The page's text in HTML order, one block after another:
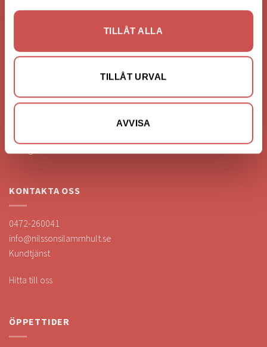
TILLÅT ALLA
TILLÅT URVAL
AVVISA
Nilssons Möbler i Lammhult
N. Fabriksgatan 2
363 44 Lammhult
KONTAKTA OSS
0472-260041
info@nilssonsilammhult.se
Kundtjänst
Hitta till oss
ÖPPETTIDER